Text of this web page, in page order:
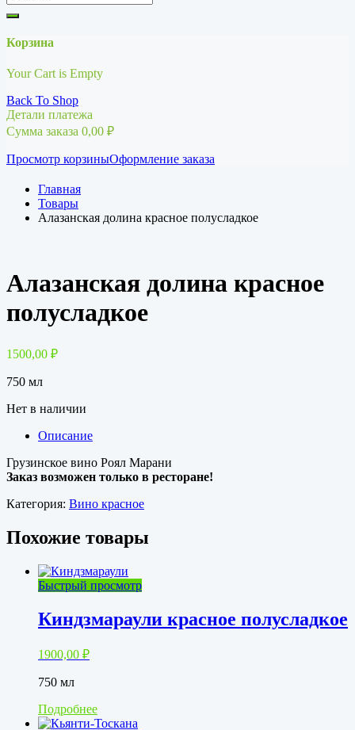
Корзина
Your Cart is Empty
Back To Shop
Детали платежа
Сумма заказа 0,00 ₽
Просмотр корзиныОформление заказа
Главная
Товары
Алазанская долина красное полусладкое
Алазанская долина красное
полусладкое
1500,00 ₽
750 мл
Нет в наличии
Описание
Грузинское вино Роял Марани
Заказ возможен только в ресторане!
Категория: Вино красное
Похожие товары
Быстрый просмотр
Киндзмараули красное полусладкое
1900,00 ₽
750 мл
Подробнее